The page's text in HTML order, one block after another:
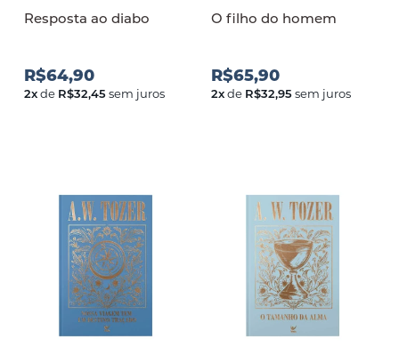
Resposta ao diabo
R$64,90
2xde R$32,45sem juros
O filho do homem
R$65,90
2xde R$32,95sem juros